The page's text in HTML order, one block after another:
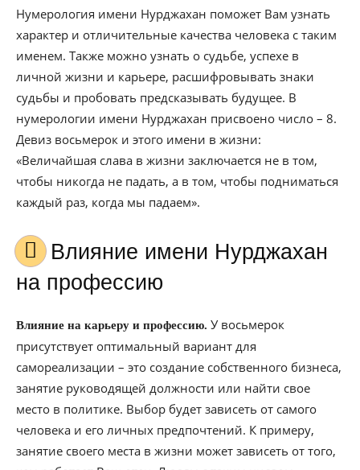
Нумерология имени Нурджахан поможет Вам узнать
характер и отличительные качества человека с таким
именем. Также можно узнать о судьбе, успехе в
личной жизни и карьере, расшифровывать знаки
судьбы и пробовать предсказывать будущее. В
нумерологии имени Нурджахан присвоено число – 8.
Девиз восьмерок и этого имени в жизни:
«Величайшая слава в жизни заключается не в том,
чтобы никогда не падать, а в том, чтобы подниматься
каждый раз, когда мы падаем».
Влияние имени Нурджахан
на профессию
Влияние на карьеру и профессию. У восьмерок
присутствует оптимальный вариант для
самореализации – это создание собственного бизнеса,
занятие руководящей должности или найти свое
место в политике. Выбор будет зависеть от самого
человека и его личных предпочтений. К примеру,
занятие своего места в жизни может зависеть от того,